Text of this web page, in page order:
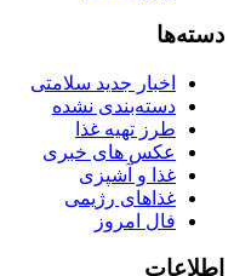
دسته‌ها
اخبار جدید سلامتی
دسته‌بندی نشده
طرز تهیه غذا
عکس های خبری
غذا و آشپزی
غذاهای رژیمی
فال امروز
اطلاعات